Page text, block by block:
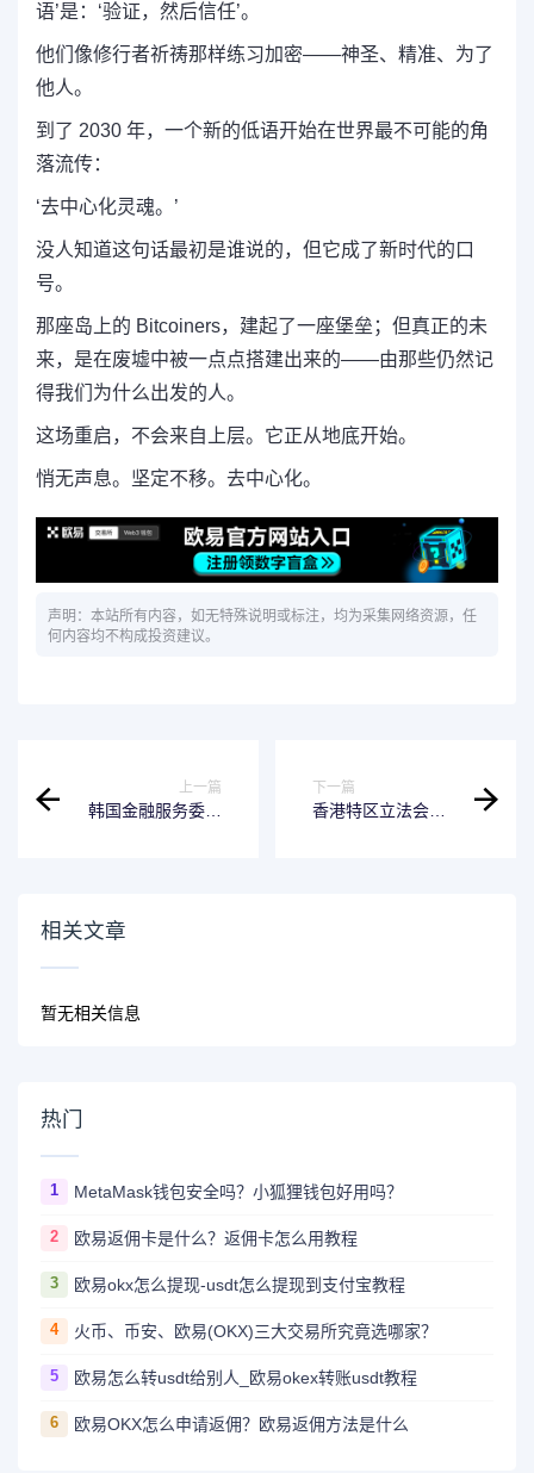
语’是：‘验证，然后信任’。
他们像修行者祈祷那样练习加密——神圣、精准、为了
他人。
到了 2030 年，一个新的低语开始在世界最不可能的角
落流传：
‘去中心化灵魂。’
没人知道这句话最初是谁说的，但它成了新时代的口
号。
那座岛上的 Bitcoiners，建起了一座堡垒；但真正的未
来，是在废墟中被一点点搭建出来的——由那些仍然记
得我们为什么出发的人。
这场重启，不会来自上层。它正从地底开始。
悄无声息。坚定不移。去中心化。
声明：本站所有内容，如无特殊说明或标注，均为采集网络资源，任
何内容均不构成投资建议。
上一篇
韩国金融服务委员
下一篇
香港特区立法会通
相关文章
暂无相关信息
热门
1 MetaMask钱包安全吗？小狐狸钱包好用吗？
2 欧易返佣卡是什么？返佣卡怎么用教程
3 欧易okx怎么提现-usdt怎么提现到支付宝教程
4 火币、币安、欧易(OKX)三大交易所究竟选哪家？
5 欧易怎么转usdt给别人_欧易okex转账usdt教程
6 欧易OKX怎么申请返佣？欧易返佣方法是什么